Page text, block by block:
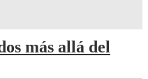
más allá del